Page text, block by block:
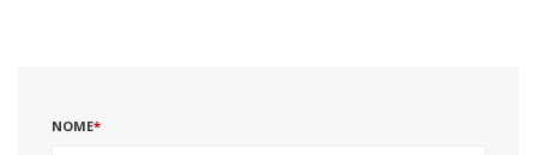
NOME*